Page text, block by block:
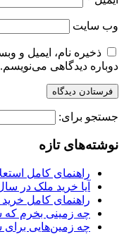
وب‌ سایت
ذخیره نام، ایمیل و
دوباره دیدگاهی می‌نویسم.
جستجو برای:
نوشته‌های تازه
راهنمای کامل
آیا خرید ملک در سال ۱۴۰۴ سود آور
راهنمای کامل
چه زمینی بخرم که
چه زمین‌هایی